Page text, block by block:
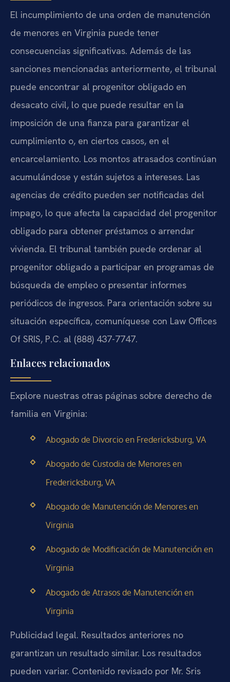
El incumplimiento de una orden de manutención
de menores en Virginia puede tener
consecuencias significativas. Además de las
sanciones mencionadas anteriormente, el tribunal
puede encontrar al progenitor obligado en
desacato civil, lo que puede resultar en la
imposición de una fianza para garantizar el
cumplimiento o, en ciertos casos, en el
encarcelamiento. Los montos atrasados continúan
acumulándose y están sujetos a intereses. Las
agencias de crédito pueden ser notificadas del
impago, lo que afecta la capacidad del progenitor
obligado para obtener préstamos o arrendar
vivienda. El tribunal también puede ordenar al
progenitor obligado a participar en programas de
búsqueda de empleo o presentar informes
periódicos de ingresos. Para orientación sobre su
situación específica, comuníquese con Law Offices
Of SRIS, P.C. al (888) 437-7747.
Enlaces relacionados
Explore nuestras otras páginas sobre derecho de
familia en Virginia:
Abogado de Divorcio en Fredericksburg, VA
Abogado de Custodia de Menores en
Fredericksburg, VA
Abogado de Manutención de Menores en
Virginia
Abogado de Modificación de Manutención en
Virginia
Abogado de Atrasos de Manutención en
Virginia
Publicidad legal. Resultados anteriores no
garantizan un resultado similar. Los resultados
pueden variar. Contenido revisado por Mr. Sris